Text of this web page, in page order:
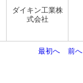
ダイキン工業株
式会社
最初へ 前へ